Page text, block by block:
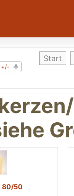
+/-
Start
80/50